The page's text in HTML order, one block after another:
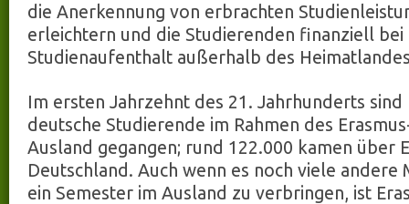
die Anerkennung von erbrachten
erleichtern und die Studierenden finanziell bei
Studienaufenthalt außerhalb des
Im ersten Jahrzehnt des 21. Jahrhunderts
deutsche Studierende im Rahmen des
Ausland gegangen; rund 122.000 kamen über
Deutschland. Auch wenn es noch viele andere
ein Semester im Ausland zu verbringen, ist